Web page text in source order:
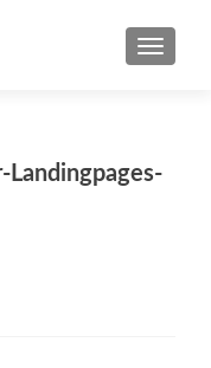
Landingpages-